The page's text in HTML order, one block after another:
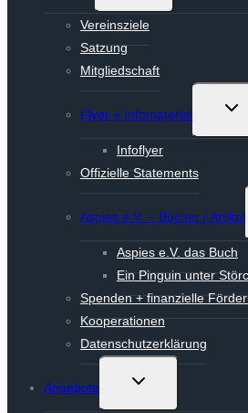
Vereinsziele
Satzung
Mitgliedschaft
Flyer + Infomaterial
Infoflyer
Offizielle Statements
Aspies e.V. – Bücher / Artikel
Aspies e.V. das Buch
Ein Pinguin unter
Spenden + finanzielle
Kooperationen
Datenschutzerklärung
Angebote
Untermenü